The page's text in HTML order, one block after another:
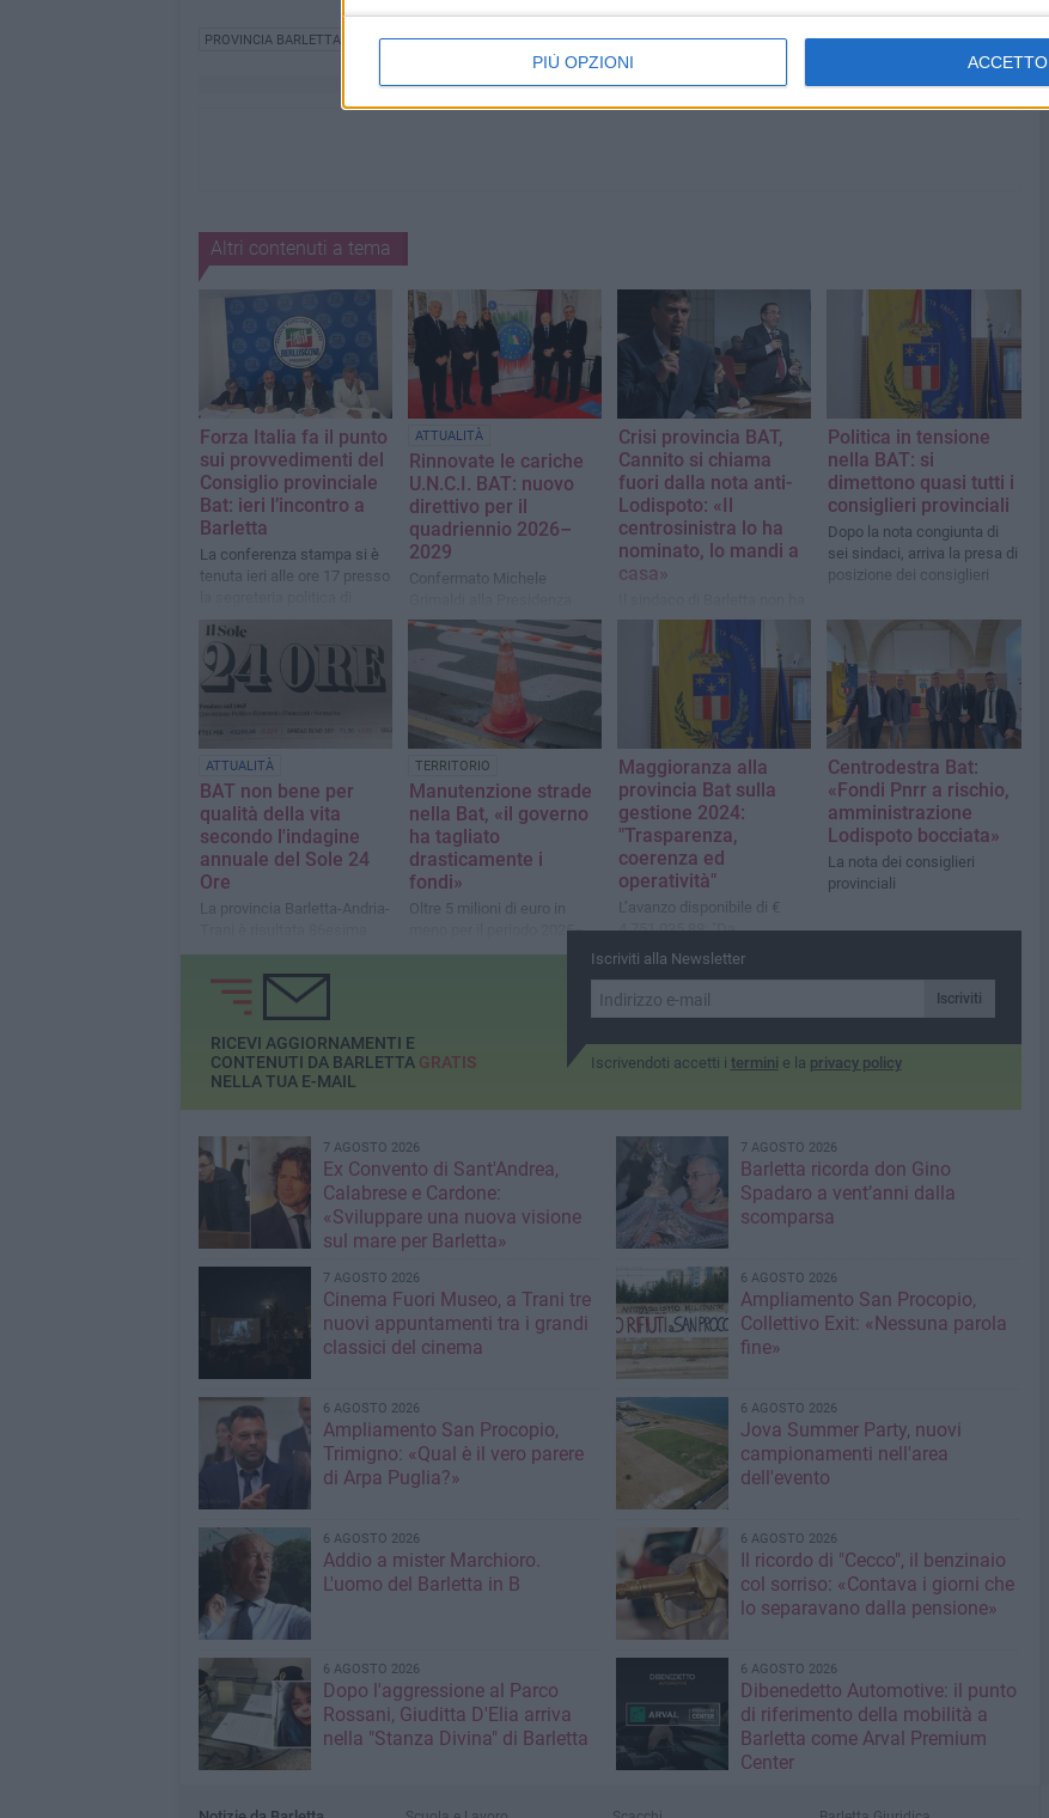
PIÙ OPZIONI ACCETTO
PROVINCIA BARLETTA-ANDRIA-TRANI CONSIGLIO PROVINCIALE
Altri contenuti a tema
Forza Italia fa il punto
sui provvedimenti del
Consiglio provinciale
Bat: ieri l’incontro a
Barletta
La conferenza stampa si è
tenuta ieri alle ore 17 presso
Forza Italia a Barletta
ATTUALITÀ
Rinnovate le cariche
U.N.C.I. BAT: nuovo
direttivo per il
quadriennio 2026–
2029
Confermato Michele
Crisi provincia BAT,
Cannito si chiama
fuori dalla nota anti-
Lodispoto: «Il
centrosinistra lo ha
nominato, lo mandi a
casa»
firmato il documento dei
primi cittadini contro il
presidente della Provincia
Politica in tensione
nella BAT: si
dimettono quasi tutti i
consiglieri provinciali
Dopo la nota congiunta di
sei sindaci, arriva la presa di
posizione dei consiglieri
ATTUALITÀ
BAT non bene per
qualità della vita
secondo l'indagine
annuale del Sole 24
Ore
La provincia Barletta-Andria-
nella classifica del giornale
di Confindustria
TERRITORIO
Manutenzione strade
nella Bat, «il governo
ha tagliato
drasticamente i
fondi»
Oltre 5 milioni di euro in
meno per il periodo 2025–
2028
Maggioranza alla
provincia Bat sulla
gestione 2024:
"Trasparenza,
coerenza ed
operatività"
L’avanzo disponibile di €
4.751.035,88: "Da
considerarsi assolutamente
incapacità amministrativa"
Centrodestra Bat:
«Fondi Pnrr a rischio,
amministrazione
Lodispoto bocciata»
La nota dei consiglieri
provinciali
Iscriviti alla Newsletter
Iscriviti
Iscrivendoti accetti i termini e la privacy policy
RICEVI AGGIORNAMENTI E
CONTENUTI DA BARLETTA GRATIS
NELLA TUA E-MAIL
7 AGOSTO 2026
Ex Convento di Sant'Andrea,
Calabrese e Cardone:
«Sviluppare una nuova visione
sul mare per Barletta»
7 AGOSTO 2026
Barletta ricorda don Gino
Spadaro a vent’anni dalla
scomparsa
7 AGOSTO 2026
Cinema Fuori Museo, a Trani tre
nuovi appuntamenti tra i grandi
classici del cinema
6 AGOSTO 2026
Ampliamento San Procopio,
Collettivo Exit: «Nessuna parola
fine»
6 AGOSTO 2026
Ampliamento San Procopio,
Trimigno: «Qual è il vero parere
di Arpa Puglia?»
6 AGOSTO 2026
Jova Summer Party, nuovi
campionamenti nell'area
dell'evento
6 AGOSTO 2026
Addio a mister Marchioro.
L'uomo del Barletta in B
6 AGOSTO 2026
Il ricordo di "Cecco", il benzinaio
col sorriso: «Contava i giorni che
lo separavano dalla pensione»
6 AGOSTO 2026
Dopo l'aggressione al Parco
Rossani, Giuditta D'Elia arriva
nella "Stanza Divina" di Barletta
6 AGOSTO 2026
Dibenedetto Automotive: il punto
di riferimento della mobilità a
Barletta come Arval Premium
Center